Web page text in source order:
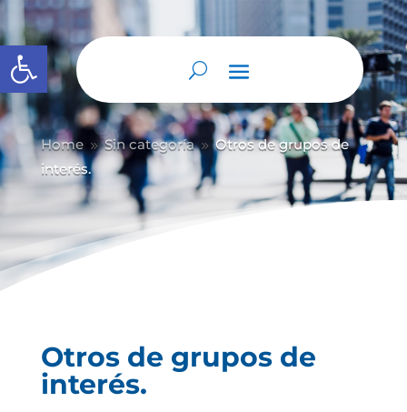
Abrir barra de herramientas
Home 9 Sin categoría 9 Otros de grupos de
interés.
Otros de grupos de
interés.